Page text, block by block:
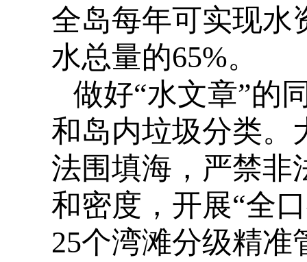
全岛每年可实现水
水总量的65%。
做好“水文章”的
和岛内垃圾分类。
法围填海，严禁非
和密度，开展“全
25个湾滩分级精